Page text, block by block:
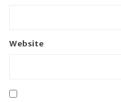
Website